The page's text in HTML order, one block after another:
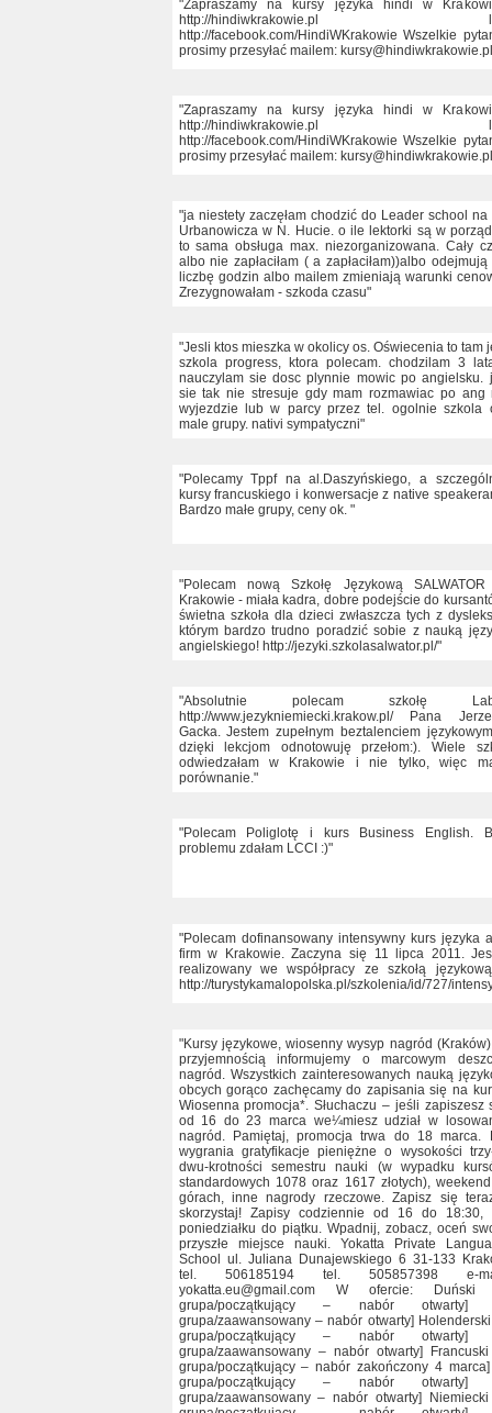
"Zapraszamy na kursy języka hindi w
http://hindiwkrakowie.pl
http://facebook.com/HindiWKrakowie Wszelkie
prosimy przesyłać mailem:
"Zapraszamy na kursy języka hindi w
http://hindiwkrakowie.pl
http://facebook.com/HindiWKrakowie Wszelkie
prosimy przesyłać mailem:
"ja niestety zaczęłam chodzić do Leader school na
Urbanowicza w N. Hucie. o ile lektorki są w
to sama obsługa max. niezorganizowana. Cały
albo nie zapłaciłam ( a zapłaciłam))albo odejmują
liczbę godzin albo mailem zmieniają warunki
Zrezygnowałam - szkoda czasu"
"Jesli ktos mieszka w okolicy os. Oświecenia to tam
szkola progress, ktora polecam. chodzilam 3
nauczylam sie dosc plynnie mowic po angielsku.
sie tak nie stresuje gdy mam rozmawiac po ang
wyjezdzie lub w parcy przez tel. ogolnie szkola
male grupy. nativi sympatyczni"
"Polecamy Tppf na al.Daszyńskiego, a
kursy francuskiego i konwersacje z native
Bardzo małe grupy, ceny ok. "
"Polecam nową Szkołę Językową
Krakowie - miała kadra, dobre podejście do
świetna szkoła dla dzieci zwłaszcza tych z
którym bardzo trudno poradzić sobie z nauką
angielskiego! http://jezyki.szkolasalwator.pl/"
"Absolutnie polecam szkołę
http://www.jezykniemiecki.krakow.pl/ Pana
Gacka. Jestem zupełnym beztalenciem
dzięki lekcjom odnotowuję przełom:). Wiele
odwiedzałam w Krakowie i nie tylko, więc
porównanie."
"Polecam Poliglotę i kurs Business English.
problemu zdałam LCCI :)"
"Polecam dofinansowany intensywny kurs języka
firm w Krakowie. Zaczyna się 11 lipca 2011.
realizowany we współpracy ze szkołą
http://turystykamalopolska.pl/szkolenia/id/727/
"Kursy językowe, wiosenny wysyp nagród
przyjemnością informujemy o marcowym
nagród. Wszystkich zainteresowanych nauką
obcych gorąco zachęcamy do zapisania się na
Wiosenna promocja*. Słuchaczu – jeśli zapiszesz
od 16 do 23 marca we¼miesz udział w
nagród. Pamiętaj, promocja trwa do 18 marca.
wygrania gratyfikacje pieniężne o wysokości
dwu-krotności semestru nauki (w wypadku
standardowych 1078 oraz 1617 złotych),
górach, inne nagrody rzeczowe. Zapisz się
skorzystaj! Zapisy codziennie od 16 do 18:30,
poniedziałku do piątku. Wpadnij, zobacz, oceń
przyszłe miejsce nauki. Yokatta Private
School ul. Juliana Dunajewskiego 6 31-133
tel. 506185194 tel. 505857398 e-
yokatta.eu@gmail.com W ofercie: Duński
grupa/początkujący – nabór otwarty]
grupa/zaawansowany – nabór otwarty]
grupa/początkujący – nabór otwarty]
grupa/zaawansowany – nabór otwarty]
grupa/początkujący – nabór zakończony 4
grupa/początkujący – nabór otwarty]
grupa/zaawansowany – nabór otwarty]